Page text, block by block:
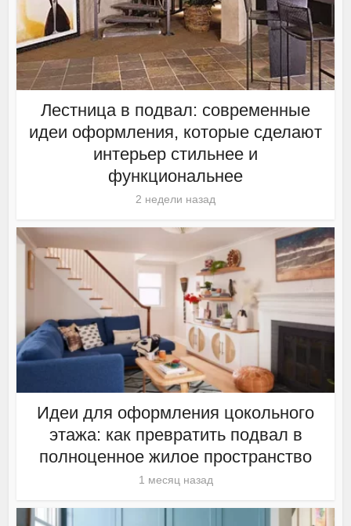
Лестница в подвал: современные
идеи оформления, которые сделают
интерьер стильнее и
функциональнее
2 недели назад
Идеи для оформления цокольного
этажа: как превратить подвал в
полноценное жилое пространство
1 месяц назад